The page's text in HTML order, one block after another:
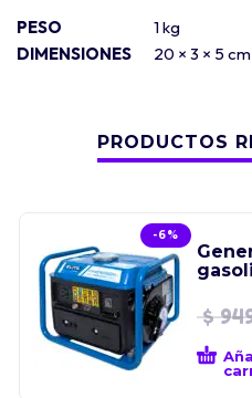
PESO
1 kg
DIMENSIONES
20 × 3 × 5 cm
PRODUCTOS
-6%
$